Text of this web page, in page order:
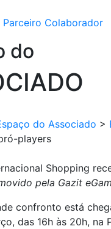
Parceiro Colaborador
do
do Associado >
players
Shopping
pela Gazit
confronto está
das 16h às 20h,